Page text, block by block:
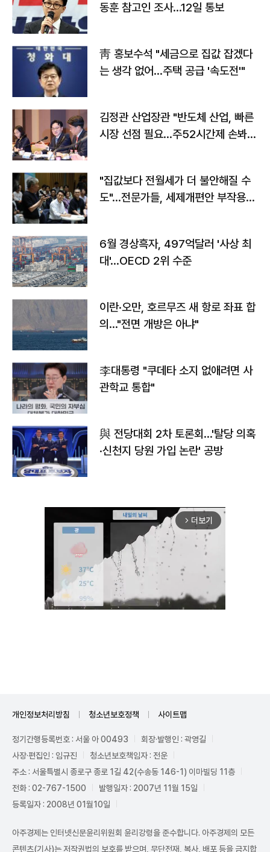
동훈 참고인 조사...12일 통보
靑 홍보수석 "세금으로 집값 잡겠다
는 생각 없어…주택 공급 '속도전'"
김정관 산업장관 "반도체 산업, 빠른
시장 선점 필요…주52시간제 손봐
"집값보다 전월세가 더 불안해질 수
도"…전문가들, 세제개편안 부작용
6월 경상흑자, 497억달러 '사상 최
대'…OECD 2위 수준
이란·오만, 호르무즈 새 항로 좌표 합
의…"전면 개방은 아냐"
李대통령 "쿠데타 소지 없애려면 사
관학교 통합"
與 전당대회 2차 토론회…'탈당 의혹
·신천지 당원 가입 논란' 공방
arrow_forward_ios 더보기
개인정보처리방침 청소년보호정책 사이트맵
정기간행등록번호 : 서울 아 00493
회장·발행인 : 곽영길
사장·편집인 : 임규진
청소년보호책임자 : 전운
주소 : 서울특별시 종로구 종로 1길 42(수송동 146-1) 이마빌딩 11층
전화 : 02-767-1500
발행일자 : 2007년 11월 15일
등록일자 : 2008년 01월10일
아주경제는 인터넷신문윤리위원회 윤리강령을 준수합니다. 아주경제의 모든
콘텐츠(기사)는 저작권법의 보호를 받으며, 무단전재, 복사, 배포 등을 금지합